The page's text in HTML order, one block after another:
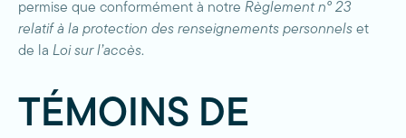
permise que conformément à notre Règlement nº 23
relatif à la protection des renseignements personnels et
de la Loi sur l’accès.
TÉMOINS DE